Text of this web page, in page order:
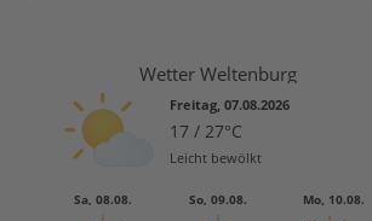
Wetter Weltenburg
Freitag, 07.08.2026
17 / 27°C
Leicht bewölkt
Sa, 08.08. So, 09.08. Mo, 10.08.